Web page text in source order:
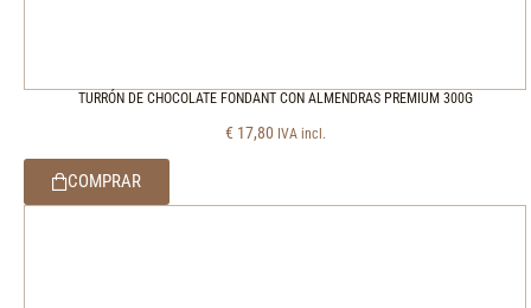
TURRÓN DE CHOCOLATE FONDANT CON ALMENDRAS PREMIUM 300G
€ 17,80 IVA incl.
COMPRAR